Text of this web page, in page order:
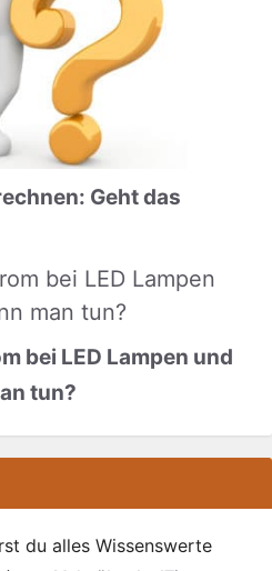
Geht das
bei LED Lampen und
tun?
du alles Wissenswerte